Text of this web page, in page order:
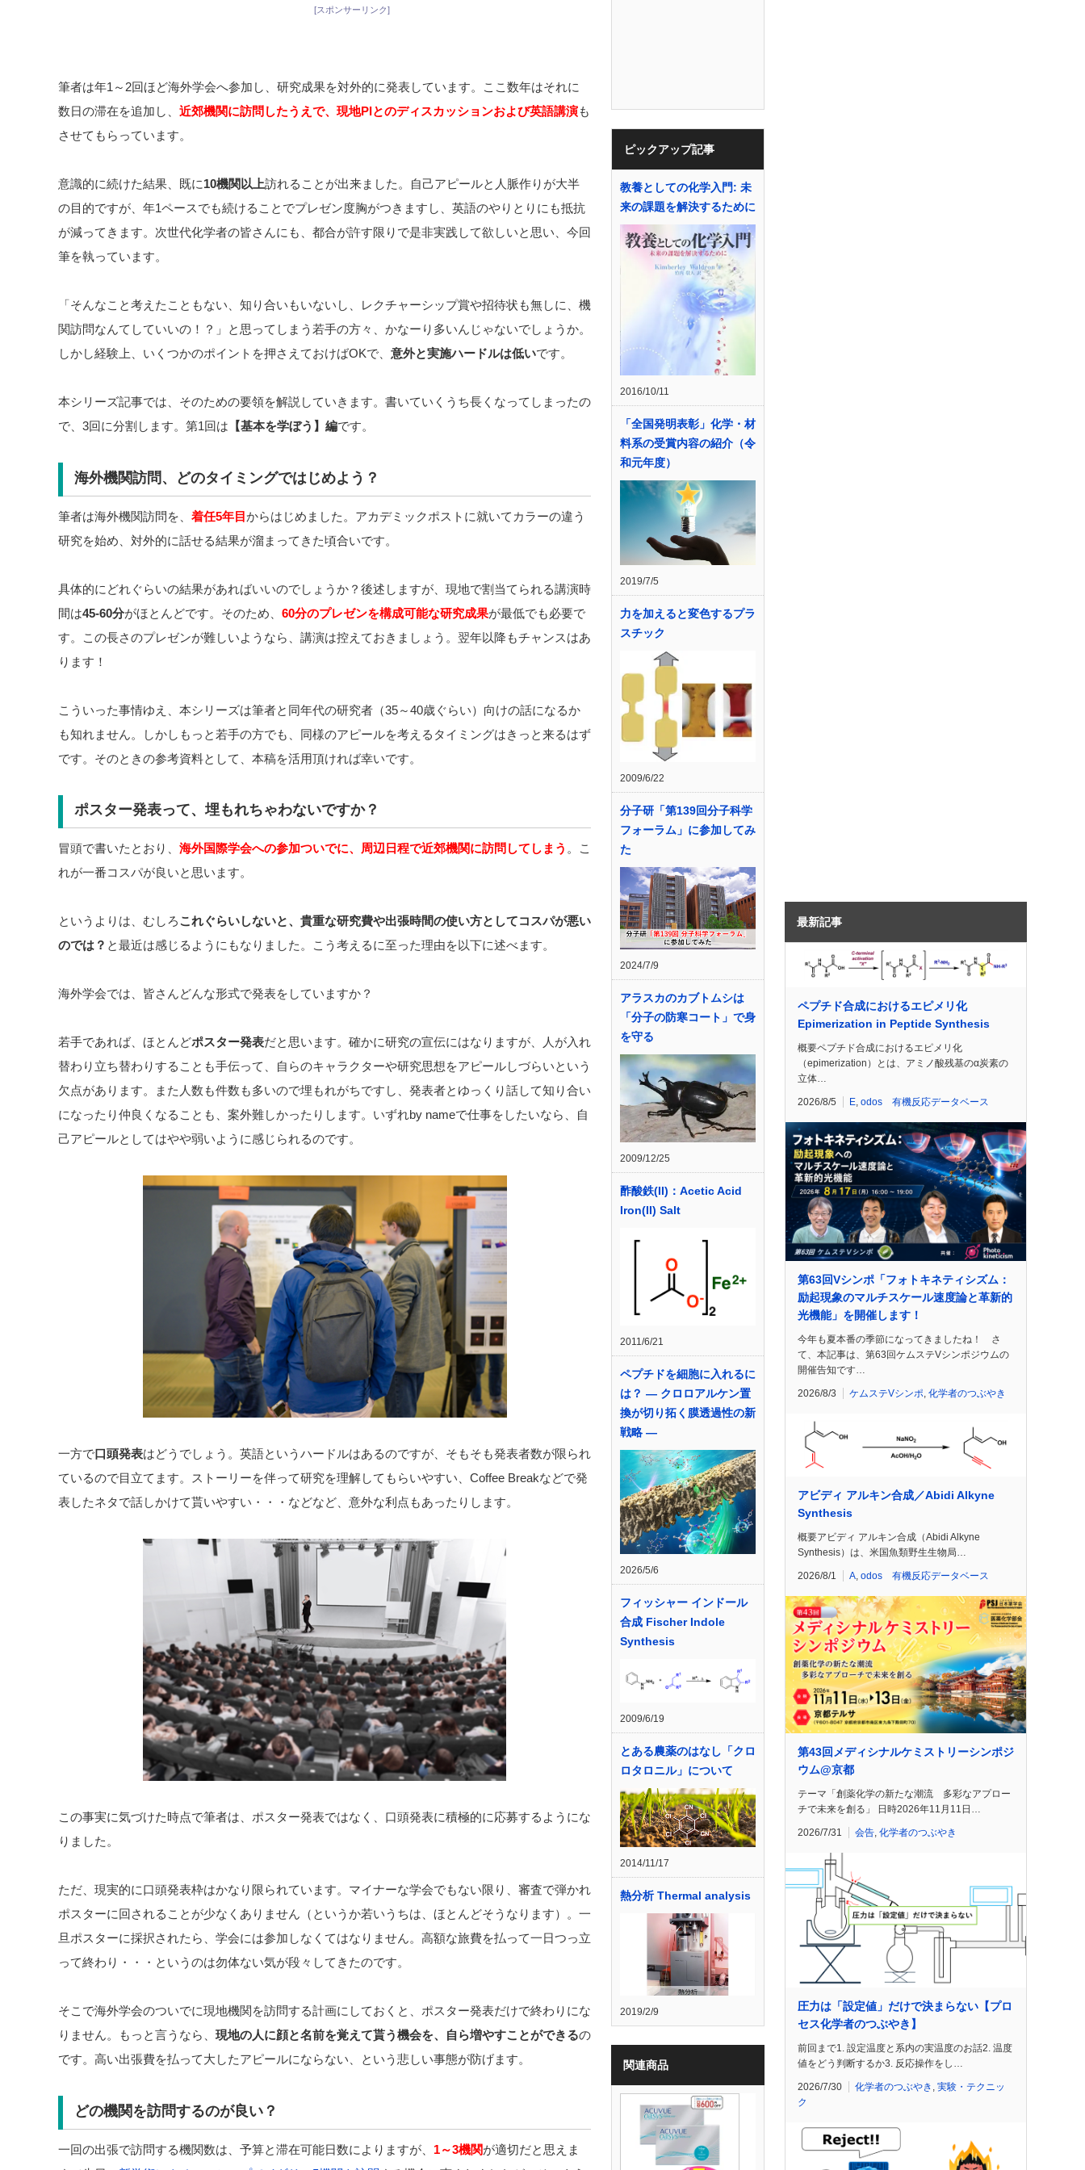
[スポンサーリンク]
筆者は年1～2回ほど海外学会へ参加し、研究成果を対外的に発表しています。ここ数年はそれに
数日の滞在を追加し、 近郊機関に訪問したうえで、現地PIとのディスカッションおよび英語講演も
させてもらっています。
意識的に続けた結果、既に10機関以上訪れることが出来ました。自己アピールと人脈作りが大半
の目的ですが、年1ペースでも続けることでプレゼン度胸がつきますし、英語のやりとりにも抵抗
が減ってきます。次世代化学者の皆さんにも、都合が許す限りで是非実践して欲しいと思い、今回
筆を執っています。
「そんなこと考えたこともない、知り合いもいないし、レクチャーシップ賞や招待状も無しに、機
関訪問なんてしていいの！？」と思ってしまう若手の方々、かなーり多いんじゃないでしょうか。
しかし経験上、いくつかのポイントを押さえておけばOKで、 意外と実施ハードルは低いです。
本シリーズ記事では、そのための要領を解説していきます。書いていくうち長くなってしまったの
で、3回に分割します。第1回は 【基本を学ぼう】編です。
海外機関訪問、どのタイミングではじめよう？
筆者は海外機関訪問を、 着任5年目 からはじめました。アカデミックポストに就いてカラーの違う
研究を始め、対外的に話せる結果が溜まってきた頃合いです。
具体的にどれぐらいの結果があればいいのでしょうか？後述しますが、現地で割当てられる講演時
間は45-60分がほとんどです。そのため、 60分のプレゼンを構成可能な研究成果が最低でも必要で
す。この長さのプレゼンが難しいようなら、講演は控えておきましょう。翌年以降もチャンスはあ
ります！
こういった事情ゆえ、本シリーズは筆者と同年代の研究者（35～40歳ぐらい）向けの話になるか
も知れません。しかしもっと若手の方でも、同様のアピールを考えるタイミングはきっと来るはず
です。そのときの参考資料として、本稿を活用頂ければ幸いです。
ポスター発表って、埋もれちゃわないですか？
冒頭で書いたとおり、 海外国際学会への参加ついでに、周辺日程で近郊機関に訪問してしまう 。こ
れが一番コスパが良いと思います。
というよりは、むしろこれぐらいしないと、貴重な研究費や出張時間の使い方としてコスパが悪い
のでは？ と最近は感じるようにもなりました。こう考えるに至った理由を以下に述べます。
海外学会では、皆さんどんな形式で発表をしていますか？
若手であれば、ほとんどポスター発表だと思います。確かに研究の宣伝にはなりますが、人が入れ
替わり立ち替わりすることも手伝って、自らのキャラクターや研究思想をアピールしづらいという
欠点があります。また人数も件数も多いので埋もれがちですし、発表者とゆっくり話して知り合い
になったり仲良くなることも、案外難しかったりします。いずれby nameで仕事をしたいなら、自
己アピールとしてはやや弱いように感じられるのです。
一方で口頭発表はどうでしょう。英語というハードルはあるのですが、そもそも発表者数が限られ
ているので目立てます。ストーリーを伴って研究を理解してもらいやすい、Coffee Breakなどで発
表したネタで話しかけて貰いやすい・・・などなど、意外な利点もあったりします。
この事実に気づけた時点で筆者は、ポスター発表ではなく、口頭発表に積極的に応募するようにな
りました。
ただ、現実的に口頭発表枠はかなり限られています。マイナーな学会でもない限り、審査で弾かれ
ポスターに回されることが少なくありません（というか若いうちは、ほとんどそうなります）。一
旦ポスターに採択されたら、学会には参加しなくてはなりません。高額な旅費を払って一日つっ立
って終わり・・・というのは勿体ない気が段々してきたのです。
そこで海外学会のついでに現地機関を訪問する計画にしておくと、ポスター発表だけで終わりにな
りません。もっと言うなら、 現地の人に顔と名前を覚えて貰う機会を、自ら増やすことができるの
です。高い出張費を払って大したアピールにならない、という悲しい事態が防げます。
どの機関を訪問するのが良い？
一回の出張で訪問する機関数は、予算と滞在可能日数によりますが、 1～3機関が適切だと思えま
ピックアップ記事
教養としての化学入門: 未
来の課題を解決するために
2016/10/11
「全国発明表彰」化学・材
料系の受賞内容の紹介（令
和元年度）
2019/7/5
力を加えると変色するプラ
スチック
2009/6/22
分子研「第139回分子科学
フォーラム」に参加してみ
た
2024/7/9
アラスカのカブトムシは
「分子の防寒コート」で身
を守る
2009/12/25
酢酸鉄(II)：Acetic Acid
Iron(II) Salt
2011/6/21
ペプチドを細胞に入れるに
は？ ― クロロアルケン置
換が切り拓く膜透過性の新
戦略 ―
2026/5/6
フィッシャー インドール
合成 Fischer Indole
Synthesis
2009/6/19
とある農薬のはなし「クロ
ロタロニル」について
2014/11/17
熱分析 Thermal analysis
2019/2/9
関連商品
最新記事
ペプチド合成におけるエピメリ化
Epimerization in Peptide Synthesis
概要ペプチド合成におけるエピメリ化
（epimerization）とは、アミノ酸残基のα炭素の
立体…
2026/8/5 E, odos 有機反応データベース
第63回Vシンポ「フォトキネティシズム：
励起現象のマルチスケール速度論と革新的
光機能」を開催します！
今年も夏本番の季節になってきましたね！ さ
て、本記事は、第63回ケムステVシンポジウムの
開催告知です…
2026/8/3 ケムステVシンポ 化学者のつぶやき
アビディ アルキン合成／Abidi Alkyne
Synthesis
概要アビディ アルキン合成（Abidi Alkyne
Synthesis）は、米国魚類野生生物局…
2026/8/1 A odos 有機反応データベース
第43回メディシナルケミストリーシンポジ
ウム@京都
テーマ「創薬化学の新たな潮流 多彩なアプロー
チで未来を創る」 日時2026年11月11日…
2026/7/31 会告, 化学者のつぶやき
圧力は「設定値」だけで決まらない【プロ
セス化学者のつぶやき】
前回まで1. 設定温度と系内の実温度のお話2. 温度
値をどう判断するか3. 反応操作をし…
2026/7/30 化学者のつぶやき , 実験・テクニッ
ク